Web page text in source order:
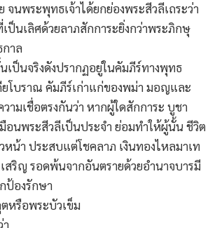
จนพระพุทธเจ้าได้ยกย่องพระสีวลีเถระว่า
ป็นเลิศด้วยลาภสักการะยิ่งกว่าพระภิกษุ
าล
เป็นจริงดังปรากฏอยู่ในคัมภีร์ทางพุทธ
โบราณ คัมภีร์เก่าแก่ของพม่า มอญและ
ามเชื่อตรงกันว่า หากผู้ใดสักการะ บูชา
อนพระสีวลีเป็นประจำ ย่อมทำให้ผู้นั้น ชีวิต
หน้า ประสบแต่โชคลาภ เงินทองไหลมาเท
สริญ รอดพ้นจากอันตรายด้วยอำนาจบารมี
ป้องรักษา
หรือพระบัวเข็ม